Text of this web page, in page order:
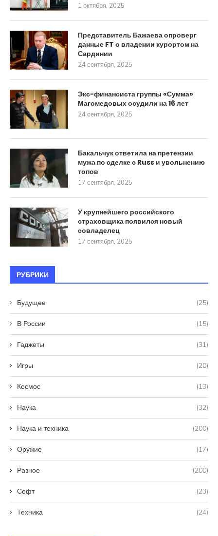
1 октября, 2025
Представитель Бажаева опроверг
данные FT о владении курортом на
Сардинии
24 сентября, 2025
Экс-финансиста группы «Сумма»
Магомедовых осудили на 16 лет
24 сентября, 2025
Бакальчук ответила на претензии
мужа по сделке с Russ и увольнению
топов
17 сентября, 2025
У крупнейшего российского
страховщика появился новый
совладелец
17 сентября, 2025
РУБРИКИ
Будущее (25)
В России (15)
Гаджеты (31)
Игры (20)
Космос (13)
Наука (32)
Наука и техника (200)
Оружие (17)
Разное (200)
Софт (23)
Техника (24)